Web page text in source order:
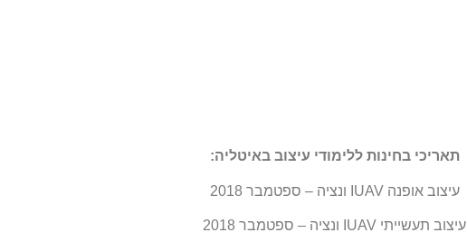
תאריכי בחינות ללימודי עיצוב באיטליה:
עיצוב אופנה IUAV ונציה – ספטמבר 2018
עיצוב תעשייתי IUAV ונציה – ספטמבר 2018